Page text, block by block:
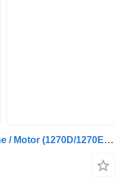
Mesin John Deere 6090 Engine / Motor (1270D/1270E/1710D/1910E)